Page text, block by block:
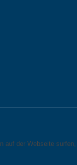
auf der Webseite surfen,